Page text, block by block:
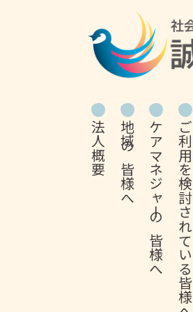
法人概要 地域の皆様へケアマネジャーの皆様へご利用を検討されている皆様へ